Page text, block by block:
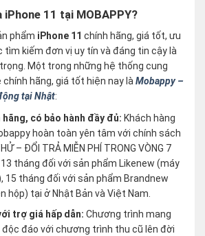
iPhone 11 tại MOBAPPY?
phẩm iPhone 11 chính hãng, giá tốt, ưu
tìm kiếm đơn vị uy tín và đáng tin cậy là
Một trong những hệ thống cung
hãng, giá tốt hiện nay là Mobappy –
tại Nhật:
hãng, có bảo hành đầy đủ: Khách hàng
hoàn toàn yên tâm với chính sách
– ĐỔI TRẢ MIỄN PHÍ TRONG VÒNG 7
13 tháng đối với sản phẩm Likenew (máy
15 tháng đối với sản phẩm Brandnew
hộp) tại ở Nhật Bản và Việt Nam.
trợ giá hấp dẫn:Chương trình mang
đáo với chương trình thu cũ lên đời